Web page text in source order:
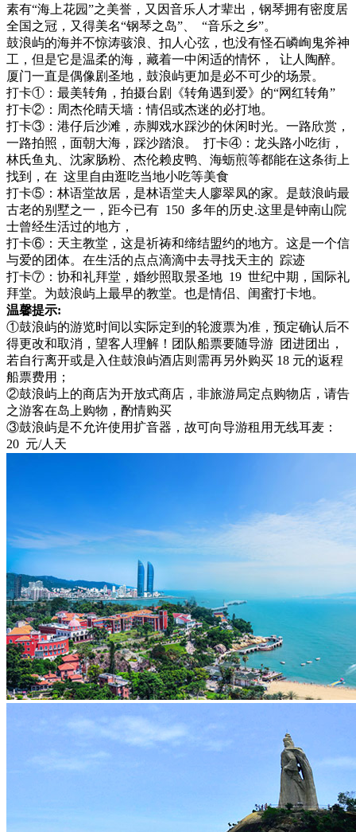
素有“海上花园”之美誉，又因音乐人才辈出，钢琴拥有密度居
全国之冠，又得美名“钢琴之岛”、 “音乐之乡”。
鼓浪屿的海并不惊涛骇浪、扣人心弦，也没有怪石嶙峋鬼斧神
工，但是它是温柔的海，藏着一中闲适的情怀， 让人陶醉。
厦门一直是偶像剧圣地，鼓浪屿更加是必不可少的场景。
打卡①：最美转角，拍摄台剧《转角遇到爱》的“网红转角”
打卡②：周杰伦晴天墙：情侣或杰迷的必打地。
打卡③：港仔后沙滩，赤脚戏水踩沙的休闲时光。一路欣赏，
一路拍照，面朝大海，踩沙踏浪。 打卡④：龙头路小吃街，
林氏鱼丸、沈家肠粉、杰伦赖皮鸭、海蛎煎等都能在这条街上
找到，在 这里自由逛吃当地小吃等美食
打卡⑤：林语堂故居，是林语堂夫人廖翠凤的家。是鼓浪屿最
古老的别墅之一，距今已有 150 多年的历史.这里是钟南山院
士曾经生活过的地方，
打卡⑥：天主教堂，这是祈祷和缔结盟约的地方。这是一个信
与爱的团体。在生活的点点滴滴中去寻找天主的 踪迹
打卡⑦：协和礼拜堂，婚纱照取景圣地 19 世纪中期，国际礼
拜堂。为鼓浪屿上最早的教堂。也是情侣、闺蜜打卡地。
温馨提示:
①鼓浪屿的游览时间以实际定到的轮渡票为准，预定确认后不
得更改和取消，望客人理解！团队船票要随导游 团进团出，
若自行离开或是入住鼓浪屿酒店则需再另外购买 18 元的返程
船票费用；
②鼓浪屿上的商店为开放式商店，非旅游局定点购物店，请告
之游客在岛上购物，酌情购买
③鼓浪屿是不允许使用扩音器，故可向导游租用无线耳麦：
20 元/人天